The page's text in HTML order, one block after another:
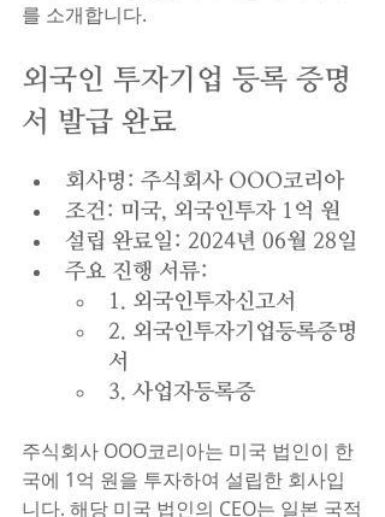
를 소개합니다.
외국인 투자기업 등록 증명
서 발급 완료
회사명: 주식회사 OOO코리아
조건: 미국, 외국인투자 1억 원
설립 완료일: 2024년 06월 28일
주요 진행 서류:
1. 외국인투자신고서
2. 외국인투자기업등록증명
서
3. 사업자등록증
주식회사 OOO코리아는 미국 법인이 한
국에 1억 원을 투자하여 설립한 회사입
니다. 해당 미국 법인의 CEO는 일본 국적